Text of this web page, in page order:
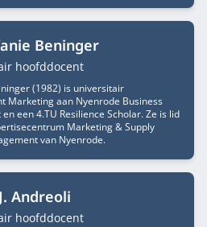
Beninger
hoofddocent
(1982) is universitair
Marketing aan Nyenrode Business
een 4.TU Resilience Scholar. Ze is lid
Marketing & Supply
van Nyenrode.
Andreoli
hoofddocent